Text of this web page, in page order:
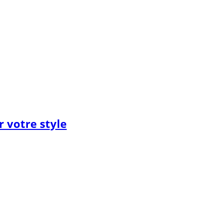
votre style